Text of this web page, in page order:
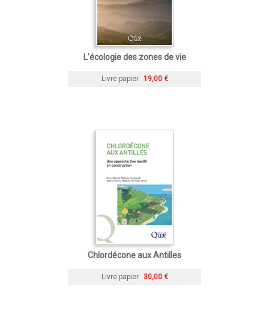
L’écologie des zones de vie
Livre papier 19,00 €
Chlordécone aux Antilles
Livre papier 30,00 €